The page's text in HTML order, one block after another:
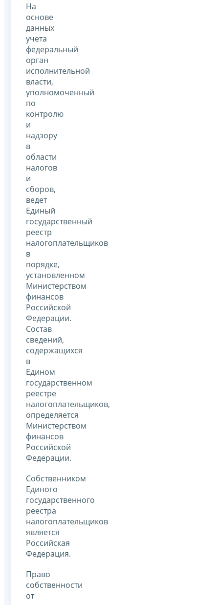
На
основе
данных
учета
федеральный
орган
исполнительной
власти,
уполномоченный
по
контролю
и
надзору
в
области
налогов
и
сборов,
ведет
Единый
государственный
реестр
налогоплательщиков
в
порядке,
установленном
Министерством
финансов
Российской
Федерации.
Состав
сведений,
содержащихся
в
Едином
государственном
реестре
налогоплательщиков,
определяется
Министерством
финансов
Российской
Федерации.
Собственником
Единого
государственного
реестра
налогоплательщиков
является
Российская
Федерация.
Право
собственности
от